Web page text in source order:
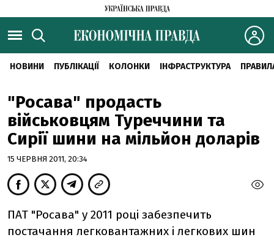
НОВИНИ ПУБЛІКАЦІЇ КОЛОНКИ ІНФРАСТРУКТУРА
"Росава" продасть
військовцям Туреччини та
Сирiї шини на мільйон доларів
15 ЧЕРВНЯ 2011, 20:34
ПАТ "Росава" у 2011 роцi забезпечить
постачання легковантажних i легкових шин